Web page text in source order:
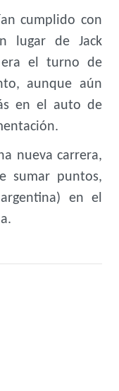
cumplido con
lugar de Jack
era el turno de
aunque aún
en el auto de
nueva carrera,
sumar puntos,
en el